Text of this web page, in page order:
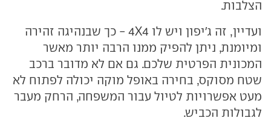
הצלבות.
ועדיין, זה ג'יפון ויש לו 4X4 - כך שבנהיגה זהירה
ומיומנת, ניתן להפיק ממנו הרבה יותר מאשר
המכונית הפרטית שלכם. גם אם לא מדובר ברכב
שטח מסוקס, בחירה באופל מוקה יכולה לפתוח לא
מעט אפשרויות לטיול עבור המשפחה, הרחק מעבר
לגבולות הכביש.